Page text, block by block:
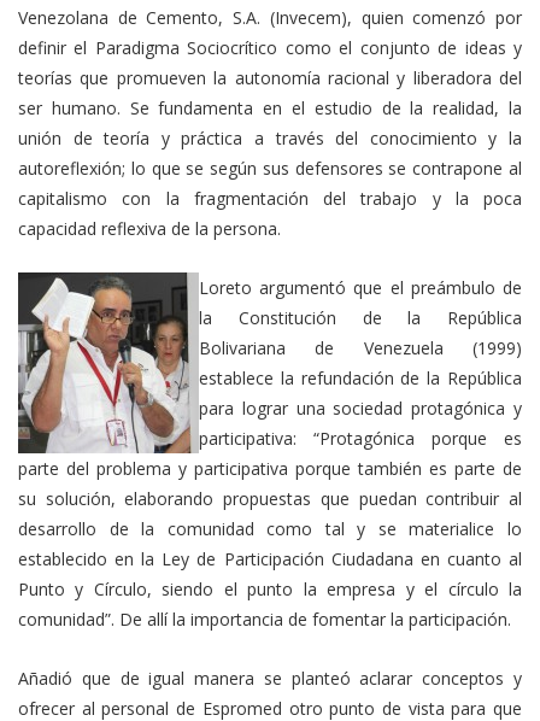
Venezolana de Cemento, S.A. (Invecem), quien comenzó por
definir el Paradigma Sociocrítico como el conjunto de ideas y
teorías que promueven la autonomía racional y liberadora del
ser humano. Se fundamenta en el estudio de la realidad, la
unión de teoría y práctica a través del conocimiento y la
autoreflexión; lo que se según sus defensores se contrapone al
capitalismo con la fragmentación del trabajo y la poca
capacidad reflexiva de la persona.
Loreto argumentó que el preámbulo de
la Constitución de la República
Bolivariana de Venezuela (1999)
establece la refundación de la República
para lograr una sociedad protagónica y
participativa: “Protagónica porque es
parte del problema y participativa porque también es parte de
su solución, elaborando propuestas que puedan contribuir al
desarrollo de la comunidad como tal y se materialice lo
establecido en la Ley de Participación Ciudadana en cuanto al
Punto y Círculo, siendo el punto la empresa y el círculo la
comunidad”. De allí la importancia de fomentar la participación.
Añadió que de igual manera se planteó aclarar conceptos y
ofrecer al personal de Espromed otro punto de vista para que